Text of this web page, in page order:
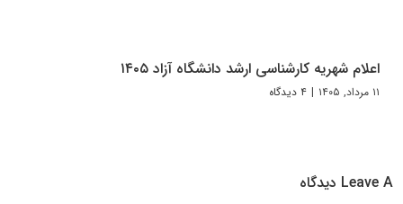
اعلام شهریه کارشناسی ارشد دانشگاه آزاد ۱۴۰۵
۱۱ مرداد, ۱۴۰۵ | ۴ دیدگاه
Leave A دیدگاه